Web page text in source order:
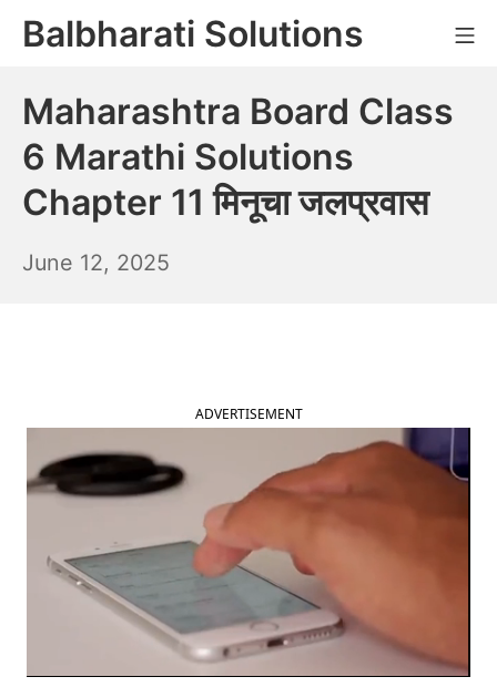
SkipBalbharati Solutions
Maharashtra Board Class
6 Marathi Solutions
Chapter 11 मिनूचा जलप्रवास
June 12, 2025
ADVERTISEMENT